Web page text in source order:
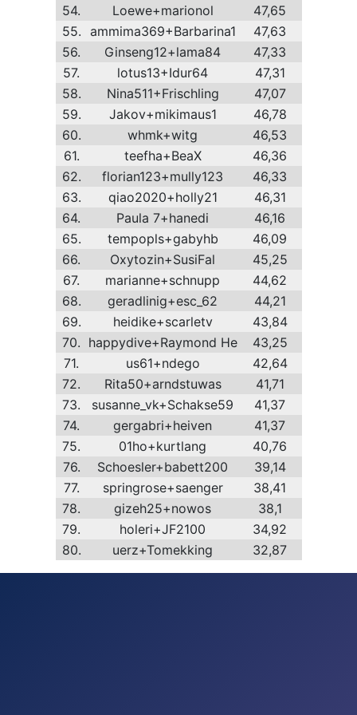
54. Loewe+marionol
47,65
55. ammima369+Barbarina1
47,63
56.
Ginseng12+lama84
47,33
57.
lotus13+Idur64
47,31
58.
Nina511+Frischling
47,07
59.
Jakov+mikimaus1
46,78
60.
whmk+witg
46,53
61.
teefha+BeaX
46,36
62.
florian123+mully123
46,33
63.
qiao2020+holly21
46,31
64.
Paula 7+hanedi
46,16
65.
tempopls+gabyhb
46,09
66.
Oxytozin+SusiFal
45,25
67.
marianne+schnupp
44,62
68.
geradlinig+esc_62
44,21
69.
heidike+scarletv
43,84
70. happydive+Raymond He
43,25
71.
us61+ndego
42,64
72.
Rita50+arndstuwas
41,71
73.
susanne_vk+Schakse59
41,37
74.
gergabri+heiven
41,37
75.
01ho+kurtlang
40,76
76.
Schoesler+babett200
39,14
77.
springrose+saenger
38,41
78.
gizeh25+nowos
38,1
79.
holeri+JF2100
34,92
80.
uerz+Tomekking 32,87